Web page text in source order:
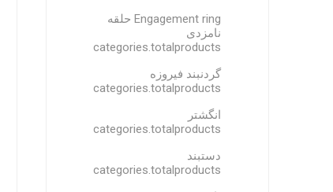
Engagement ring حلقه
نامزدی
categories.totalproducts
گردنبند فیروزه
categories.totalproducts
انگشتر
categories.totalproducts
دستبند
categories.totalproducts